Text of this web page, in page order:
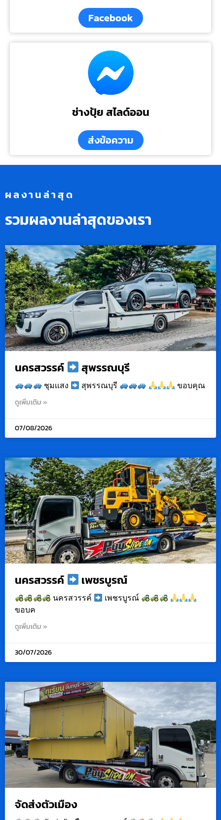
Facebook
ช่างปุ้ย สไลด์ออน
ส่งข้อความ
ผลงานล่าสุด
รวมผลงานล่าสุดของเรา
นครสวรรค์ สุพรรณบุรี
ชุมเเสง สุพรรณบุรี ขอบคุณ
ดูเพิ่มเติม »
07/08/2026
นครสวรรค์ เพชรบูรณ์
นครสวรรค์
เพชรบูรณ์
ขอบค
ดูเพิ่มเติม »
30/07/2026
จัดส่งตัวเมือง